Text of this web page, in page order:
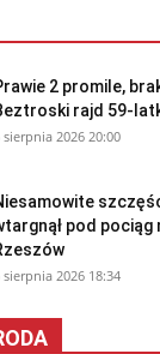
2 promile,
rajd 59-
sierpnia 2026 20:00
pod pociąg
sierpnia 2026 18:34